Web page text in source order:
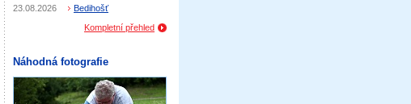
23.08.2026
Bedihošť
Kompletní přehled
Náhodná fotografie